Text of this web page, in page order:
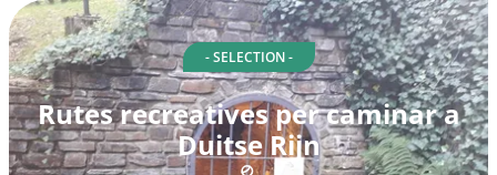
- SELECTION -
Rutes recreatives per caminar a
Duitse Rijn